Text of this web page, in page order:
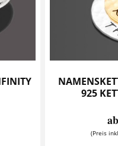
925
(Preis